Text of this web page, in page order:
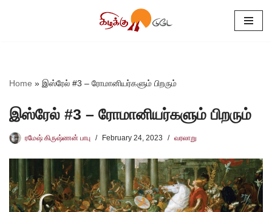
Home » இஸ்ரேல் #3 – ரோமானியர்களும் பிறரும்
இஸ்ரேல் #3 – ரோமானியர்களும் பிறரும்
ரமேஷ் கிருஷ்ணன் பாபு February 24, 2023 வரலாறு